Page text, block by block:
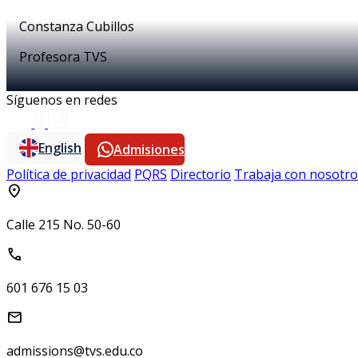
Constanza Cubillos
Profesora TVS
Síguenos en redes
English
Admisiones
Política de privacidad PQRS Directorio Trabaja con
location_on
Calle 215 No. 50-60
call
601 676 15 03
mail
admissions@tvs.edu.co